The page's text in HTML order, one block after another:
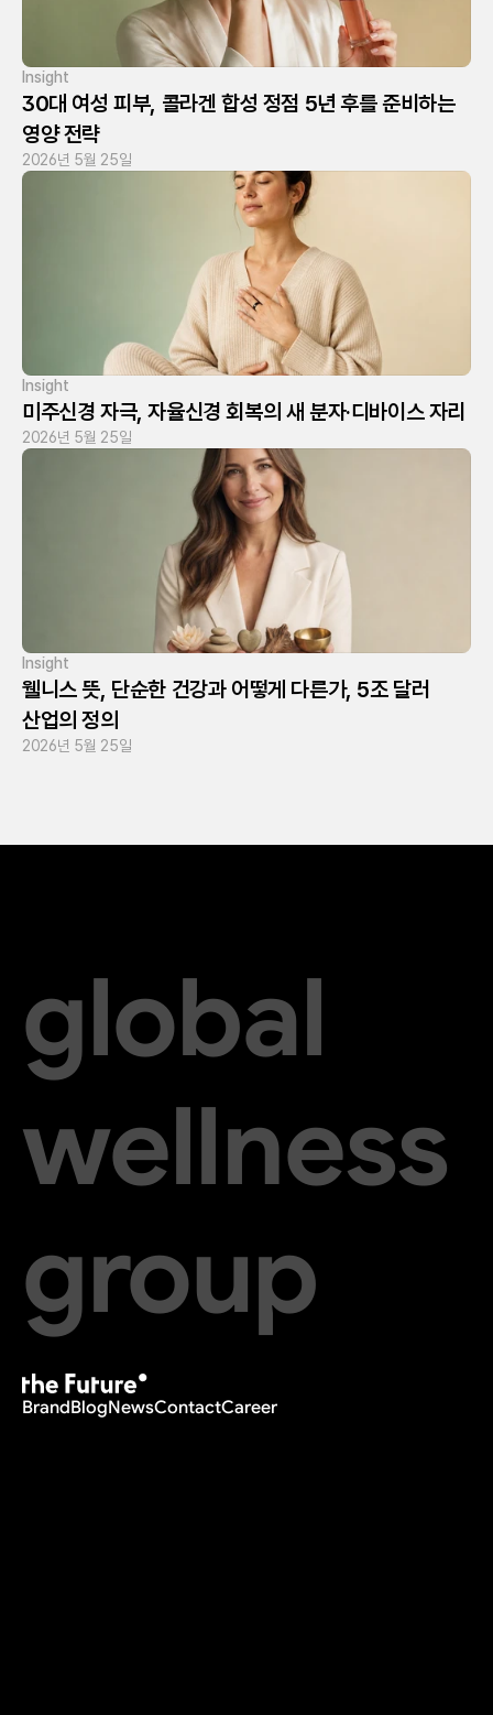
Insight
30대 여성 피부, 콜라겐 합성 정점 5년 후를 준비하는
영양 전략
2026년 5월 25일
Insight
미주신경 자극, 자율신경 회복의 새 분자·디바이스 자리
2026년 5월 25일
Insight
웰니스 뜻, 단순한 건강과 어떻게 다른가, 5조 달러
산업의 정의
2026년 5월 25일
global
wellness
group
BrandBlogNewsContactCareer